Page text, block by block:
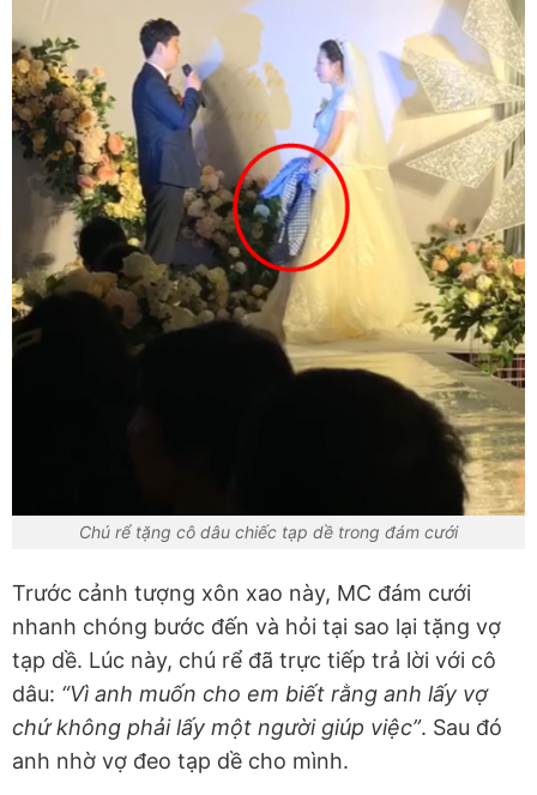
Chú rể tặng cô dâu chiếc tạp dề trong đám cưới
Trước cảnh tượng xôn xao này, MC đám cưới
nhanh chóng bước đến và hỏi tại sao lại tặng vợ
tạp dề. Lúc này, chú rể đã trực tiếp trả lời với cô
dâu: “Vì anh muốn cho em biết rằng anh lấy vợ
chứ không phải lấy một người giúp việc”. Sau đó
anh nhờ vợ đeo tạp dề cho mình.